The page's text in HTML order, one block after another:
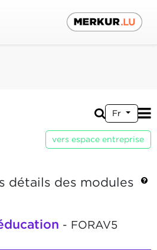
Fr
vers espace entreprise
détails des modules
- FORAV5